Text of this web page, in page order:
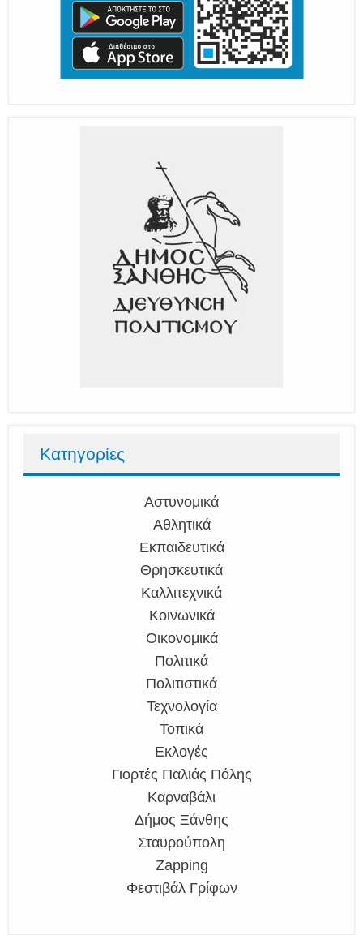
Κατηγορίες
Αστυνομικά
Αθλητικά
Εκπαιδευτικά
Θρησκευτικά
Καλλιτεχνικά
Κοινωνικά
Οικονομικά
Πολιτικά
Πολιτιστικά
Τεχνολογία
Τοπικά
Εκλογές
Γιορτές Παλιάς Πόλης
Καρναβάλι
Δήμος Ξάνθης
Σταυρούπολη
Zapping
Φεστιβάλ Γρίφων